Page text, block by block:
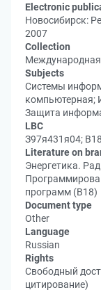
Electronic
Новосибирск:
2007
Collection
Международная
Subjects
Системы
компьютерная;
Защита
LBC
З97я431я04;
Literature on
Энергетика.
программ (В18)
Document type
Other
Language
Russian
Rights
Свободный
цитирование)